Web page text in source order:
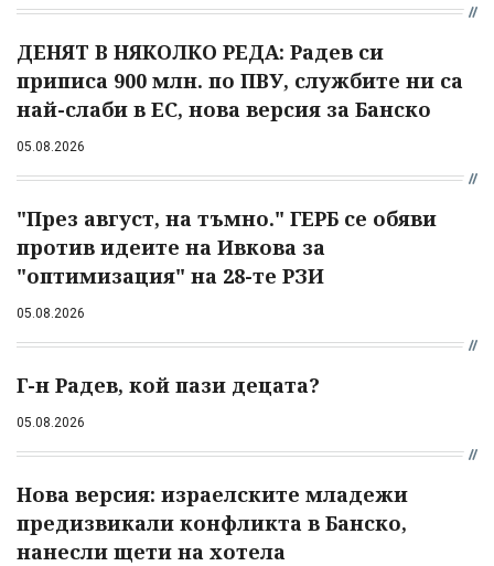
ДЕНЯТ В НЯКОЛКО РЕДА: Радев си
приписа 900 млн. по ПВУ, службите ни са
най-слаби в ЕС, нова версия за Банско
05.08.2026
"През август, на тъмно." ГЕРБ се обяви
против идеите на Ивкова за
"оптимизация" на 28-те РЗИ
05.08.2026
Г-н Радев, кой пази децата?
05.08.2026
Нова версия: израелските младежи
предизвикали конфликта в Банско,
нанесли щети на хотела